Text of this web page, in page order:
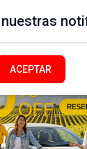
ACEPTAR